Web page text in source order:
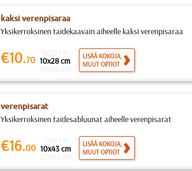
kaksi verenpisaraa
Yksikerroksinen taidekaavain aiheelle kaksi verenpisaraa
€10.70 10x28 cm
LISÄÄ KOKOJA,
MUUT OPTIOT
verenpisarat
Yksikerroksinen taidesabluunat aiheelle verenpisarat
€16.00 10x43 cm
LISÄÄ KOKOJA,
MUUT OPTIOT